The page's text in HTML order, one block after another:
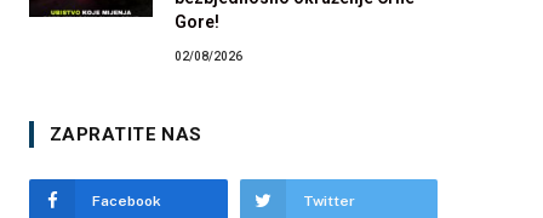
Gore!
02/08/2026
ZAPRATITE NAS
Facebook Twitter